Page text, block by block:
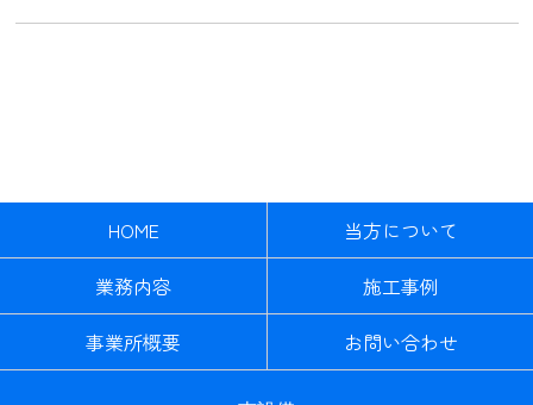
HOME
当方について
業務内容
施工事例
事業所概要
お問い合わせ